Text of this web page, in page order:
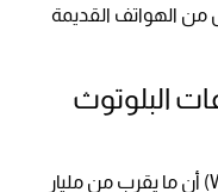
من الهواتف القديمة
البلوتوث
1- قدرت منظمة الصحة العالمية (WHO) أن ما يقرب من مليار